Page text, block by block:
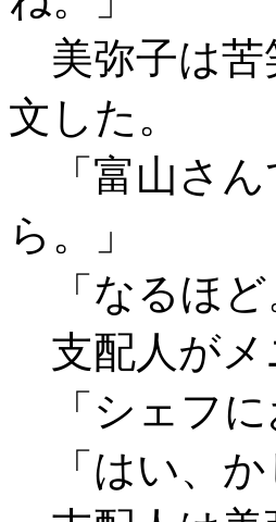
美弥子は苦
文した。
「富山さん
ら。」
「なるほど
支配人がメ
「シェフに
「はい、か